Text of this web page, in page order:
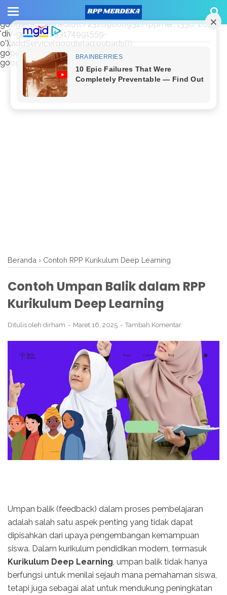
window.googletag = window.googletag || {cmd: []};
googletag.cmd.push(function() {
googletag.defineSlot('/23209888932/rppmer', [336, 280],
'div-gpt-ad-1733174991559-
0').addService(googletag.pubads());
googletag.pubads().enableSingleRequest();
googletag.enableServices(); });
Beranda › Contoh RPP Kurikulum Deep Learning
Contoh Umpan Balik dalam RPP
Kurikulum Deep Learning
Ditulis oleh dirham Maret 16, 2025 Tambah Komentar
Umpan balik (feedback) dalam proses pembelajaran
adalah salah satu aspek penting yang tidak dapat
dipisahkan dari upaya pengembangan kemampuan
siswa. Dalam kurikulum pendidikan modern, termasuk
Kurikulum Deep Learning, umpan balik tidak hanya
berfungsi untuk menilai sejauh mana pemahaman siswa,
tetapi juga sebagai alat untuk mendukung peningkatan